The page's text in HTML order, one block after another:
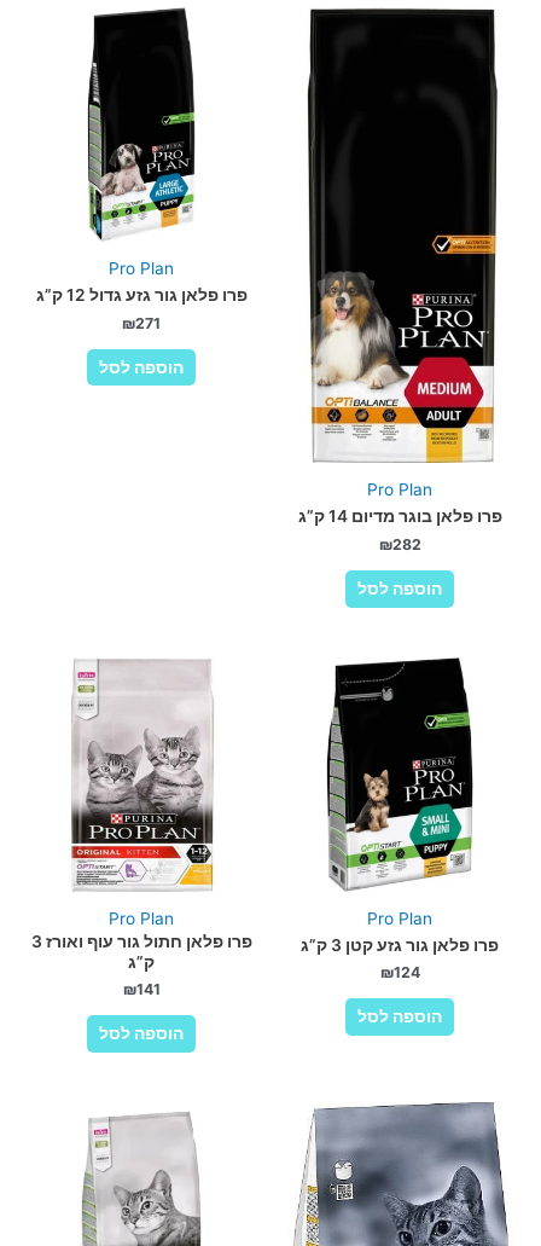
Pro Plan
פרו פלאן בוגר מדיום 14 ק”ג
₪282
הוספה לסל
Pro Plan
פרו פלאן גור גזע גדול 12 ק”ג
₪271
הוספה לסל
Pro Plan
פרו פלאן גור גזע קטן 3 ק”ג
₪124
הוספה לסל
Pro Plan
פרו פלאן חתול גור עוף ואורז 3
ק”ג
₪141
הוספה לסל